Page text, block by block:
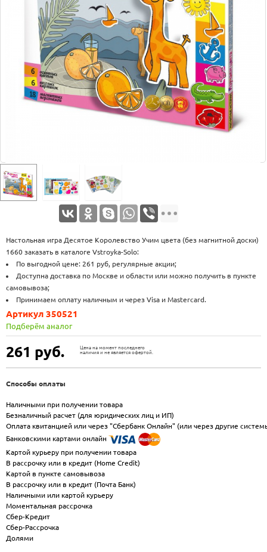
Контакты
Настольная игра Десятое Королевство Учим цвета (без магнитной доски)
1660 заказать в каталоге Vstroyka-Solo:
По выгодной цене: 261 руб, регулярные акции;
Доступна доставка по Москве и области или можно получить в пункте
самовывоза;
Принимаем оплату наличным и через Visa и Mastercard.
261 руб.
Цена на момент последнего
наличия и не является офертой.
Артикул 350521
Подберём аналог
Способы оплаты
Наличными при получении товара
Безналичный расчет (для юридических лиц и ИП)
Оплата квитанцией или через "Сбербанк Онлайн" (или через другие
Банковскими картами онлайн
Картой курьеру при получении товара
В рассрочку или в кредит (Home Credit)
Картой в пункте самовывоза
В рассрочку или в кредит (Почта Банк)
Наличными или картой курьеру
Моментальная рассрочка
Сбер-Кредит
Сбер-Рассрочка
Долями